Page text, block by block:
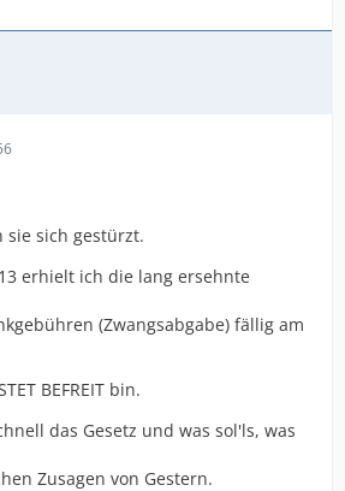
sich gestürzt.
erhielt ich die lang ersehnte
(Zwangsabgabe) fällig am
BEFREIT bin.
das Gesetz und was sol'ls, was
Zusagen von Gestern.